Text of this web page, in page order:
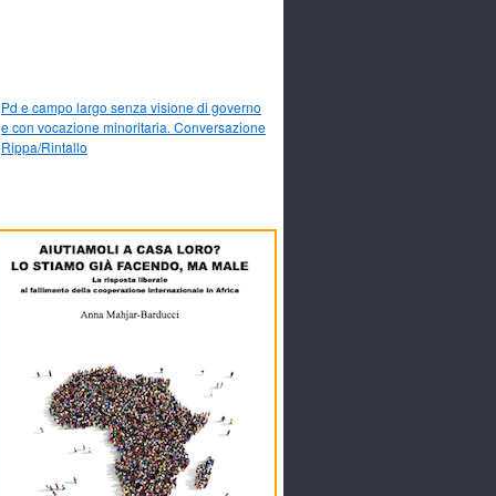
Pd e campo largo senza visione di governo
e con vocazione minoritaria. Conversazione
Rippa/Rintallo